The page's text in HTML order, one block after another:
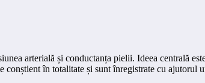
arterială și conductanța pielii. Ideea centrală
conștient în totalitate și sunt înregistrate cu ajutorul